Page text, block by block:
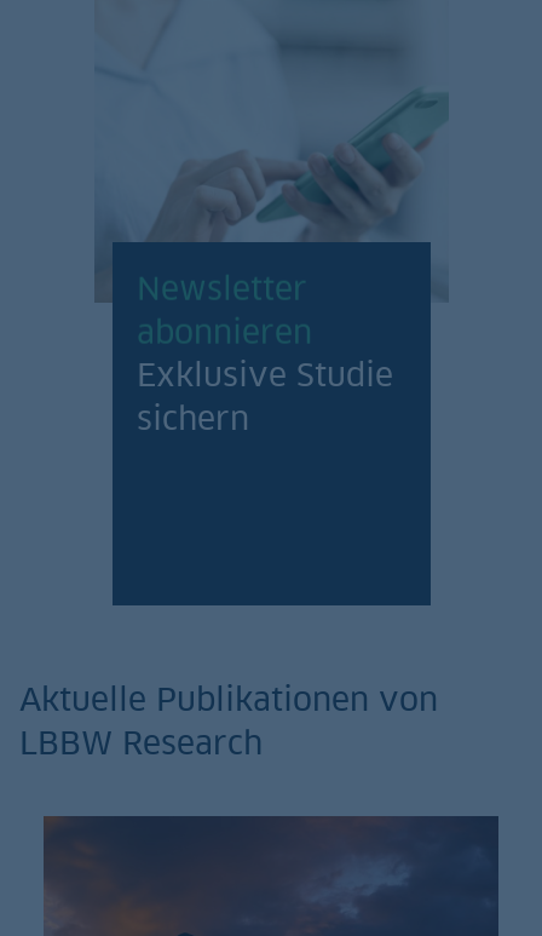
Newsletter
abonnieren
Exklusive Studie
sichern
Aktuelle Publikationen von
LBBW Research